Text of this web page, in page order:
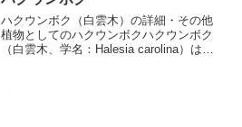
ハクウンボク（白雲木）の詳細・その他
植物としてのハクウンボクハクウンボク
（白雲木、学名：Halesia carolina）は、